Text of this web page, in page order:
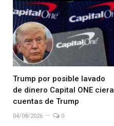
Trump por posible lavado
de dinero Capital ONE ciera
cuentas de Trump
04/08/2026 0